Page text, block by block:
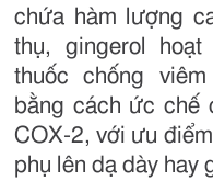
chứa hàm lượng
thụ, gingerol
thuốc chống
bằng cách ức chế
COX-2, với ưu
phụ lên dạ dày hay